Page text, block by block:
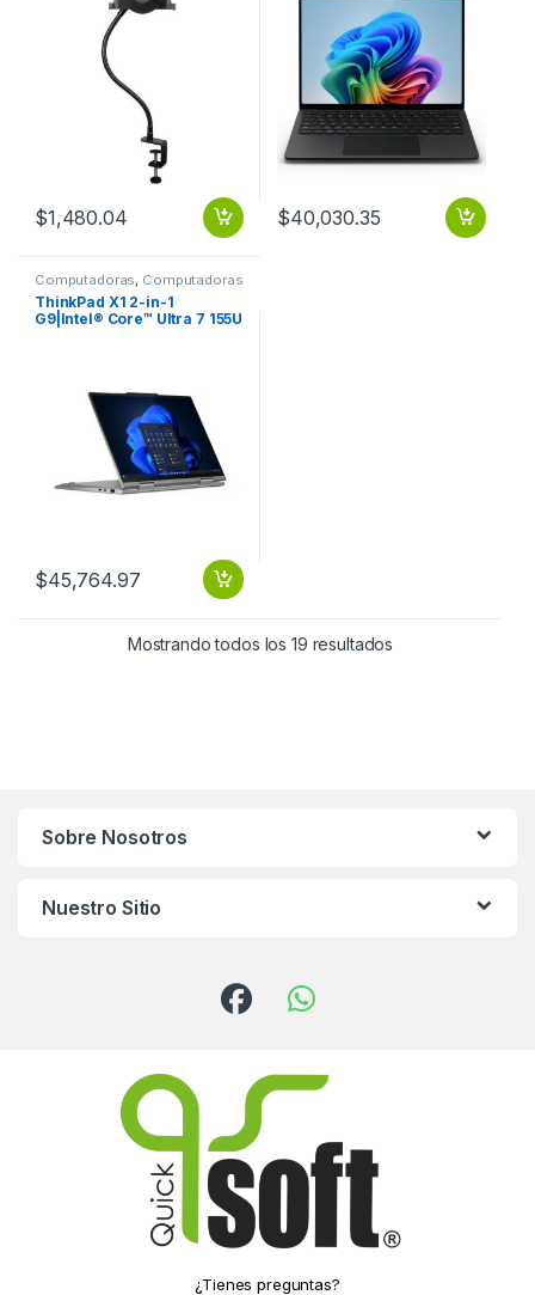
$1,480.04 $40,030.35
Computadoras Computadoras
Portátiles
ThinkPad X1 2-in-1
G9|Intel® Core™ Ultra 7 155U
2280 PCIe Gen4 TLC
Opal|Intel®
Graphics|NFC|BT5.1 or
BT5.3|Intel®AX211vPro|No
Wired Ethernet|1080PFHD
RGB+IR|3 Cell Li-Pol
W11P 16GB 512GB SSD 3YP
$45,764.97
Mostrando todos los 19 resultados
Sobre Nosotros
Nuestro Sitio
¿Tienes preguntas?